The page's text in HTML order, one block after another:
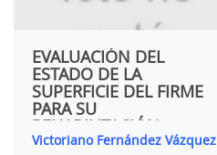
EVALUACIÓN DEL
ESTADO DE LA
SUPERFICIE DEL FIRME
PARA SU
REHABILITACIÓN
Victoriano Fernández Vázquez